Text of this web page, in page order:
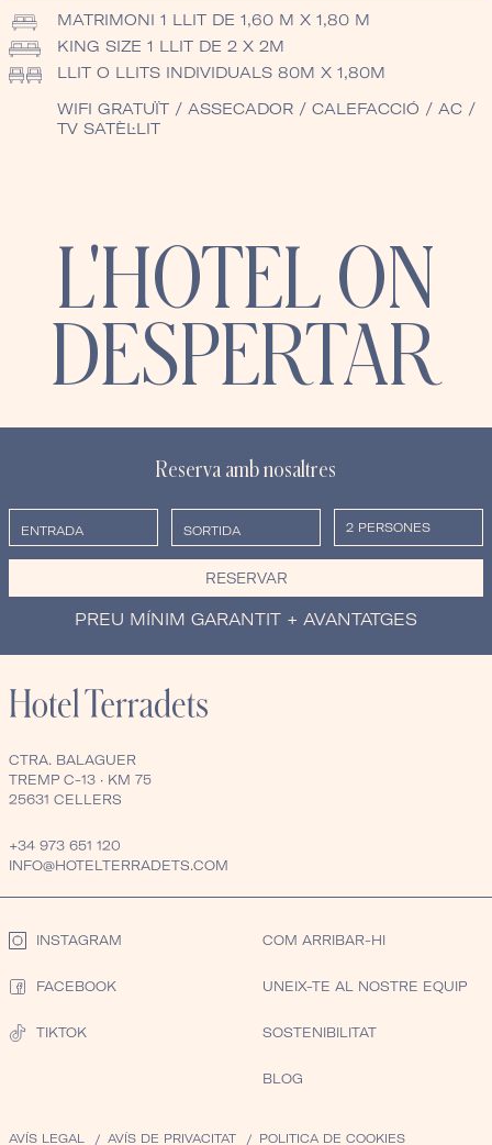
MATRIMONI 1 LLIT DE 1,60 M X 1,80 M
KING SIZE 1 LLIT DE 2 X 2M
LLIT O LLITS INDIVIDUALS 80M X 1,80M
WIFI GRATUÏT / ASSECADOR / CALEFACCIÓ / AC /
TV SATÈL·LIT
L'HOTEL ON
DESPERTAR
Reserva amb nosaltres
RESERVAR
PREU MÍNIM GARANTIT + AVANTATGES
CTRA. BALAGUER
TREMP C-13 · KM 75
25631 CELLERS
+34 973 651 120
INFO@HOTELTERRADETS.COM
INSTAGRAM
FACEBOOK
TIKTOK
COM ARRIBAR-HI
UNEIX-TE AL NOSTRE EQUIP
SOSTENIBILITAT
BLOG
AVÍS LEGAL AVÍS DE PRIVACITAT POLITICA DE COOKIES